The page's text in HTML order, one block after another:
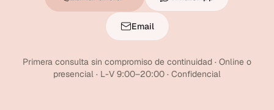
Email
Primera consulta sin compromiso de continuidad · Online o
presencial · L-V 9:00–20:00 · Confidencial